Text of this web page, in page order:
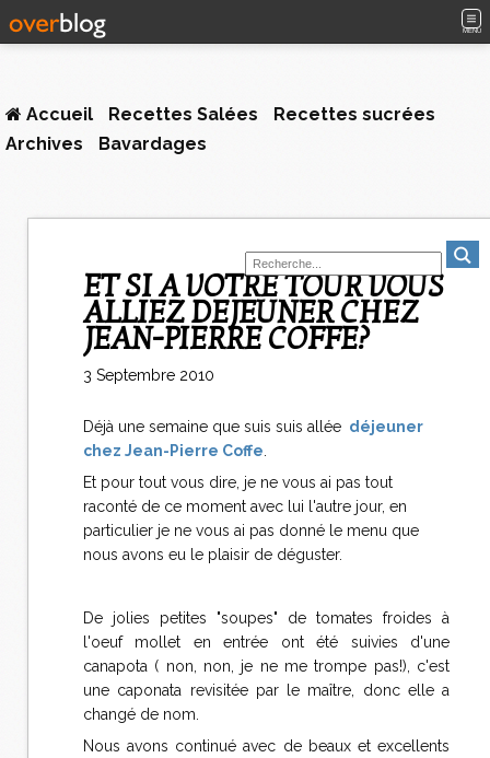
MENU
Accueil Recettes Salées
Recettes sucrées
Archives
Bavardages
ET SI A VOTRE TOUR VOUS
ALLIEZ DEJEUNER CHEZ
JEAN-PIERRE COFFE?
3 Septembre 2010
Déjà une semaine que suis suis allée déjeuner
chez Jean-Pierre Coffe
Et pour tout vous dire, je ne vous ai pas tout
raconté de ce moment avec lui l'autre jour, en
particulier je ne vous ai pas donné le menu que
nous avons eu le plaisir de déguster.
De jolies petites "soupes" de tomates froides à
l'oeuf mollet en entrée ont été suivies d'une
canapota ( non, non, je ne me trompe pas!), c'est
une caponata revisitée par le maître, donc elle a
changé de nom.
Nous avons continué avec de beaux et excellents